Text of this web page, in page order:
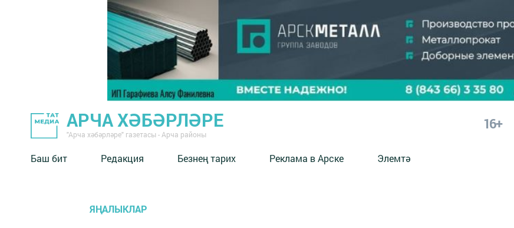
АРЧА ХӘБӘРЛӘРЕ
"Арча хәбәрләре" газетасы - Арча районы
16+
Баш бит Редакция Безнең тарих Реклама в Арске Элемтә
ЯҢАЛЫКЛАР